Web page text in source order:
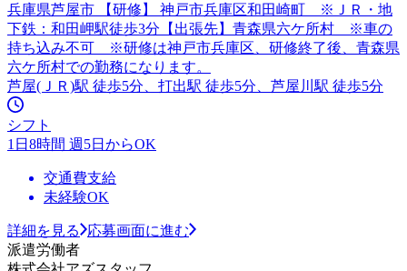
兵庫県芦屋市 【研修】 神戸市兵庫区和田崎町 ※ＪＲ・地
下鉄：和田岬駅徒歩3分【出張先】青森県六ケ所村 ※車の
持ち込み不可 ※研修は神戸市兵庫区、研修終了後、青森県
六ケ所村での勤務になります。
芦屋(ＪＲ)駅 徒歩5分、打出駅 徒歩5分、芦屋川駅 徒歩5分
シフト
1日8時間 週5日からOK
交通費支給
未経験OK
詳細を見る
応募画面に進む
派遣労働者